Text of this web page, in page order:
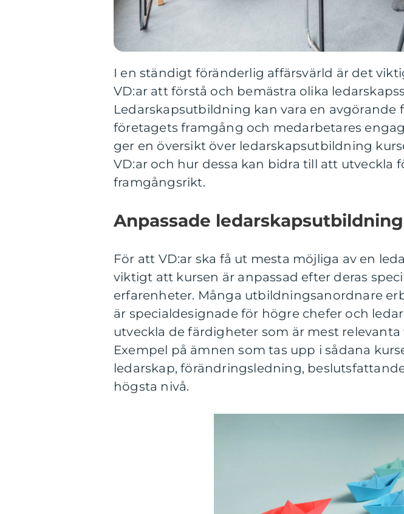
I en ständigt föränderlig affärsvärld är det
VD:ar att förstå och bemästra olika
Ledarskapsutbildning kan vara en avgörande
företagets framgång och medarbetares
ger en översikt över ledarskapsutbildning
VD:ar och hur dessa kan bidra till att utveckla
framgångsrikt.
Anpassade
För att VD:ar ska få ut mesta möjliga av en
viktigt att kursen är anpassad efter deras
erfarenheter. Många utbildningsanordnare
är specialdesignade för högre chefer och
utveckla de färdigheter som är mest
Exempel på ämnen som tas upp i sådana
ledarskap, förändringsledning,
högsta nivå.